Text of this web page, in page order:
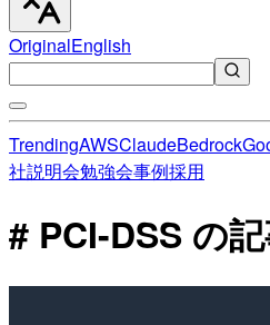
OriginalEnglish
TrendingAWSClaudeBedrock
社説明会勉強会事例採用
# PCI-DSS の